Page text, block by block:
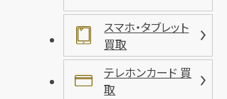
スマホ・タブレット
買取
テレホンカード 買
取